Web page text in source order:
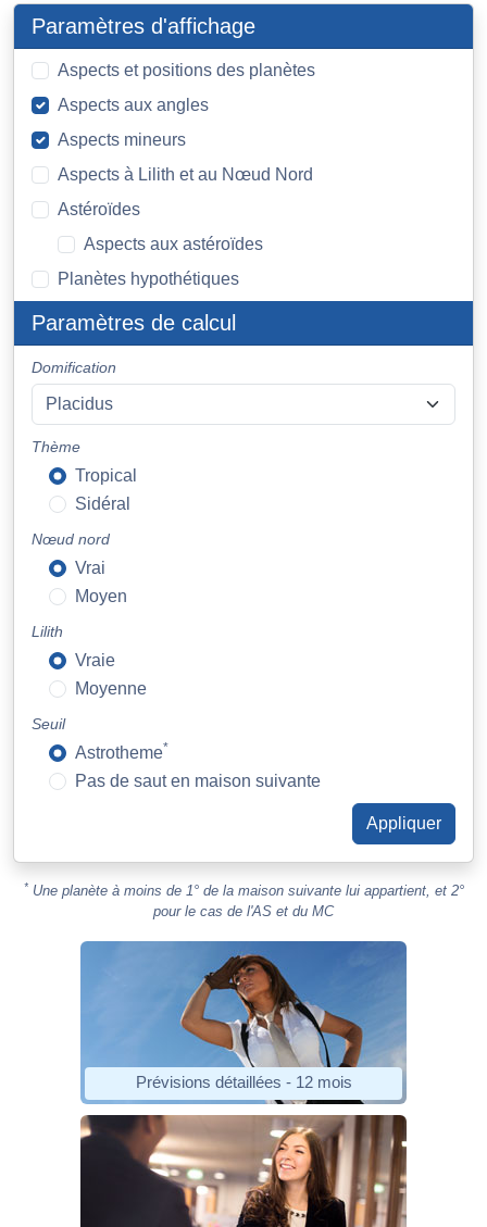
Paramètres d'affichage
Aspects et positions des planètes
Aspects aux angles
Aspects mineurs
Aspects à Lilith et au Nœud Nord
Astéroïdes
Aspects aux astéroïdes
Planètes hypothétiques
Paramètres de calcul
Domification
Thème
Tropical
Sidéral
Nœud nord
Vrai
Moyen
Lilith
Vraie
Moyenne
Seuil
Astrotheme*
Pas de saut en maison suivante
*Une planète à moins de 1° de la maison suivante lui appartient, et 2°
pour le cas de l'AS et du MC
Prévisions détaillées - 12 mois